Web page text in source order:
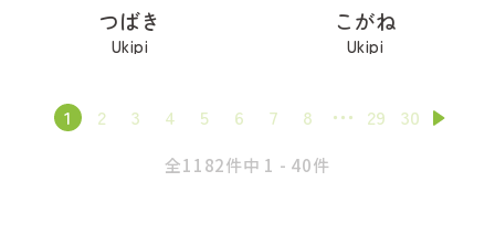
つばき
Ukipi
こがね
Ukipi
1 2 3 4 5 6 7 8 29 30
全1182件中 1 - 40件